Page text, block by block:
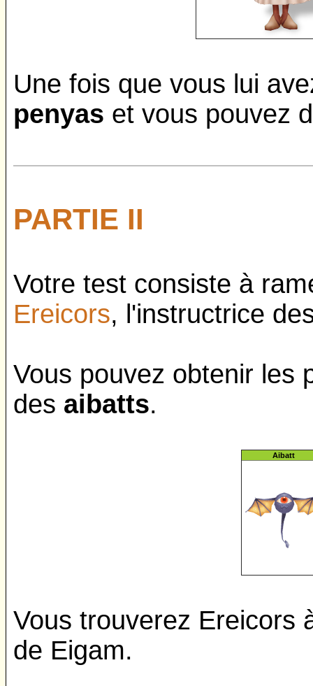
Une fois que vous lui
penyas et vous pouvez
PARTIE II
Votre test consiste à
Ereicors, l'instructrice
Vous pouvez obtenir les
des aibatts.
Aibatt
Vous trouverez Ereicors
de Eigam.